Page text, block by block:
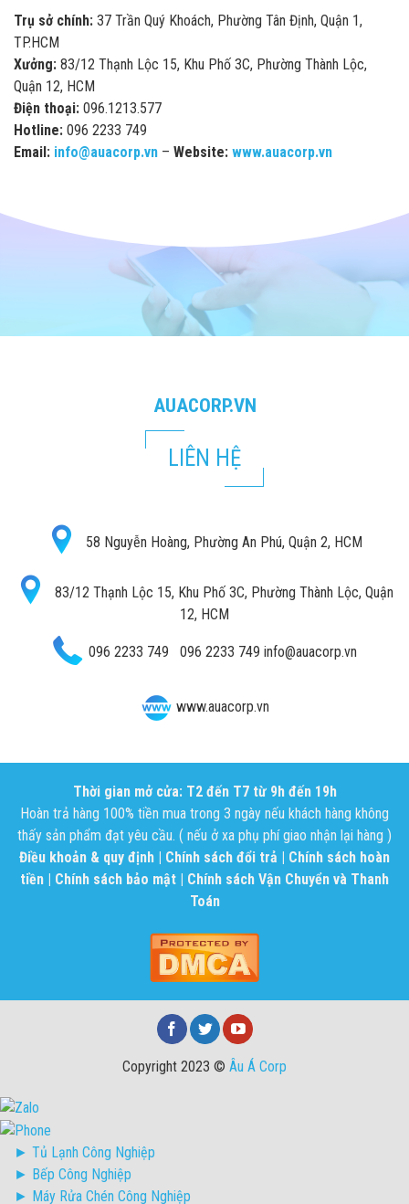
Trụ sở chính: 37 Trần Quý Khoách, Phường Tân Định, Quận 1,
TP.HCM
Xưởng: 83/12 Thạnh Lộc 15, Khu Phố 3C, Phường Thành Lộc,
Quận 12, HCM
Điện thoại: 096.1213.577
Hotline: 096 2233 749
Email: info@auacorp.vn – Website: www.auacorp.vn
AUACORP.VN
LIÊN HỆ
58 Nguyễn Hoàng, Phường An Phú, Quận 2, HCM
83/12 Thạnh Lộc 15, Khu Phố 3C, Phường Thành Lộc, Quận
12, HCM
096 2233 749 096 2233 749 info@auacorp.vn
www.auacorp.vn
Thời gian mở cửa: T2 đến T7 từ 9h đến 19h
Hoàn trả hàng 100% tiền mua trong 3 ngày nếu khách hàng không
thấy sản phẩm đạt yêu cầu. ( nếu ở xa phụ phí giao nhận lại hàng )
Điều khoản & quy định | Chính sách đổi trả | Chính sách hoàn
tiền | Chính sách bảo mật | Chính sách Vận Chuyển và Thanh
Toán
Copyright 2023 © Âu Á Corp
► Tủ Lạnh Công Nghiệp
► Bếp Công Nghiệp
► Máy Rửa Chén Công Nghiệp